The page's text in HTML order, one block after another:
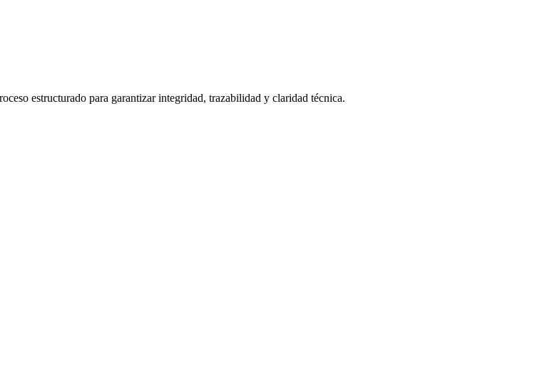
estructurado para garantizar integridad, trazabilidad y claridad técnica.